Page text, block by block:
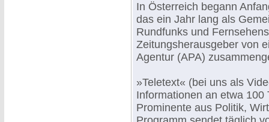
In Österreich begann
das ein Jahr lang als
Rundfunks und
Zeitungsherausgeber von
Agentur (APA)
»Teletext« (bei uns als
Informationen an etwa
Prominente aus Politik,